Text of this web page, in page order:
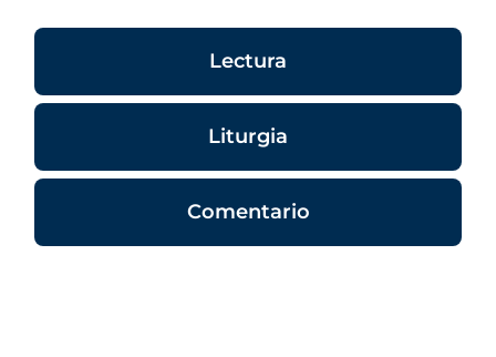
Lectura
Liturgia
Comentario